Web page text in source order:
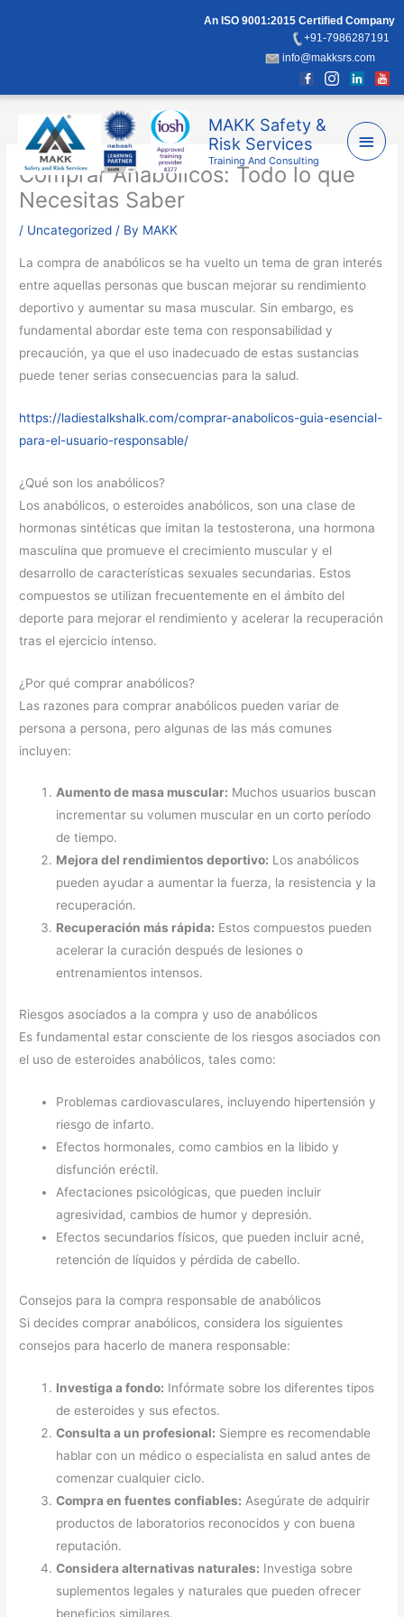
An ISO 9001:2015 Certified Company
+91-7986287191
info@makksrs.com
MAKK Safety &
Risk Services
Training And Consulting
Menu
Comprar Anabólicos: Todo lo que
Necesitas Saber
/ Uncategorized / By MAKK
La compra de anabólicos se ha vuelto un tema de gran interés
entre aquellas personas que buscan mejorar su rendimiento
deportivo y aumentar su masa muscular. Sin embargo, es
fundamental abordar este tema con responsabilidad y
precaución, ya que el uso inadecuado de estas sustancias
puede tener serias consecuencias para la salud.
https://ladiestalkshalk.com/comprar-anabolicos-guia-esencial-
para-el-usuario-responsable/
¿Qué son los anabólicos?
Los anabólicos, o esteroides anabólicos, son una clase de
hormonas sintéticas que imitan la testosterona, una hormona
masculina que promueve el crecimiento muscular y el
desarrollo de características sexuales secundarias. Estos
compuestos se utilizan frecuentemente en el ámbito del
deporte para mejorar el rendimiento y acelerar la recuperación
tras el ejercicio intenso.
¿Por qué comprar anabólicos?
Las razones para comprar anabólicos pueden variar de
persona a persona, pero algunas de las más comunes
incluyen:
Aumento de masa muscular: Muchos usuarios buscan
incrementar su volumen muscular en un corto período
de tiempo.
Mejora del rendimientos deportivo: Los anabólicos
pueden ayudar a aumentar la fuerza, la resistencia y la
recuperación.
Recuperación más rápida: Estos compuestos pueden
acelerar la curación después de lesiones o
entrenamientos intensos.
Riesgos asociados a la compra y uso de anabólicos
Es fundamental estar consciente de los riesgos asociados con
el uso de esteroides anabólicos, tales como:
Problemas cardiovasculares, incluyendo hipertensión y
riesgo de infarto.
Efectos hormonales, como cambios en la libido y
disfunción eréctil.
Afectaciones psicológicas, que pueden incluir
agresividad, cambios de humor y depresión.
Efectos secundarios físicos, que pueden incluir acné,
retención de líquidos y pérdida de cabello.
Consejos para la compra responsable de anabólicos
Si decides comprar anabólicos, considera los siguientes
consejos para hacerlo de manera responsable:
Investiga a fondo: Infórmate sobre los diferentes tipos
de esteroides y sus efectos.
Consulta a un profesional: Siempre es recomendable
hablar con un médico o especialista en salud antes de
comenzar cualquier ciclo.
Compra en fuentes confiables: Asegúrate de adquirir
productos de laboratorios reconocidos y con buena
reputación.
Considera alternativas naturales: Investiga sobre
suplementos legales y naturales que pueden ofrecer
beneficios similares.